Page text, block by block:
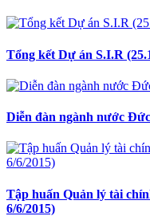
Tổng kết Dự án S.I.R
Diễn đàn ngành nước
Tập huấn Quản lý tài
6/6/2015)